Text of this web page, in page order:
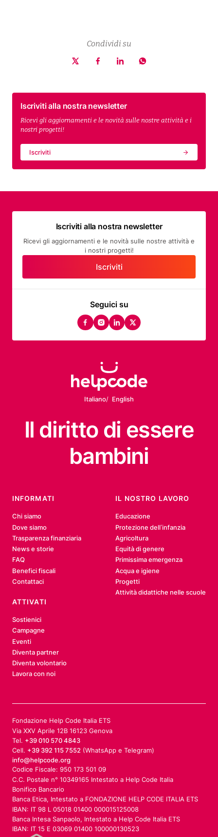
Iscriviti alla nostra newsletter
Ricevi gli aggiornamenti e le novità sulle nostre attività e i
nostri progetti!
Iscriviti
Condividi su
Seguici su
facebook
instagram
linkedin
twitter
Iscriviti alla nostra newsletter
Ricevi gli aggiornamenti e le novità sulle nostre attività e
i nostri progetti!
Iscriviti
Italiano English
Il diritto di essere
bambini
INFORMATI
Chi siamo
Dove siamo
Trasparenza finanziaria
News e storie
FAQ
Benefici fiscali
Contattaci
IL NOSTRO LAVORO
Educazione
Protezione dell’infanzia
Agricoltura
Equità di genere
Primissima emergenza
Acqua e igiene
Progetti
Attività didattiche nelle scuole
ATTIVATI
Sostienici
Campagne
Eventi
Diventa partner
Diventa volontario
Lavora con noi
Fondazione Help Code Italia ETS
Via XXV Aprile 12B 16123 Genova
Tel. +39 010 570 4843
Cell. +39 392 115 7552 (WhatsApp e Telegram)
info@helpcode.org
Codice Fiscale: 950 173 501 09
C.C. Postale n° 10349165 Intestato a Help Code Italia
Bonifico Bancario
Banca Etica, Intestato a FONDAZIONE HELP CODE ITALIA ETS
IBAN: IT 98 L 05018 01400 000015125008
Banca Intesa Sanpaolo, Intestato a Help Code Italia ETS
IBAN: IT 15 E 03069 01400 100000130523